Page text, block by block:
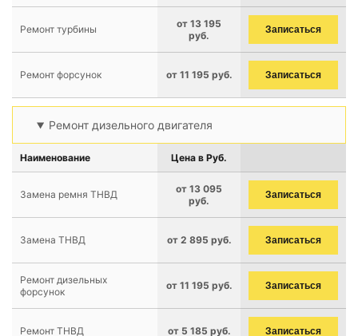
Ремонт турбины
от 13 195
руб.
Записаться
Ремонт форсунок от 11 195 руб. Записаться
Ремонт дизельного двигателя
Наименование Цена в Руб.
Замена ремня ТНВД
от 13 095
руб.
Записаться
Замена ТНВД от 2 895 руб. Записаться
Ремонт дизельных
форсунок
от 11 195 руб. Записаться
Ремонт ТНВД от 5 185 руб. Записаться